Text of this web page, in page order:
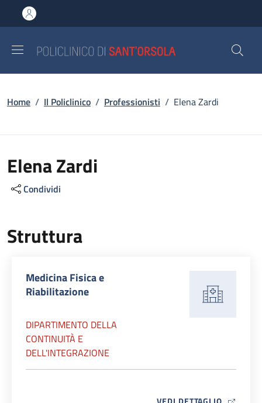
al contenuto principale
to footer content
Briciole di pane
Home / Il Policlinico / Professionisti / Elena Zardi
Elena Zardi
Condividi
Struttura
Medicina Fisica e
Riabilitazione
DIPARTIMENTO DELLA
CONTINUITÀ E
DELL'INTEGRAZIONE
MAP ICON